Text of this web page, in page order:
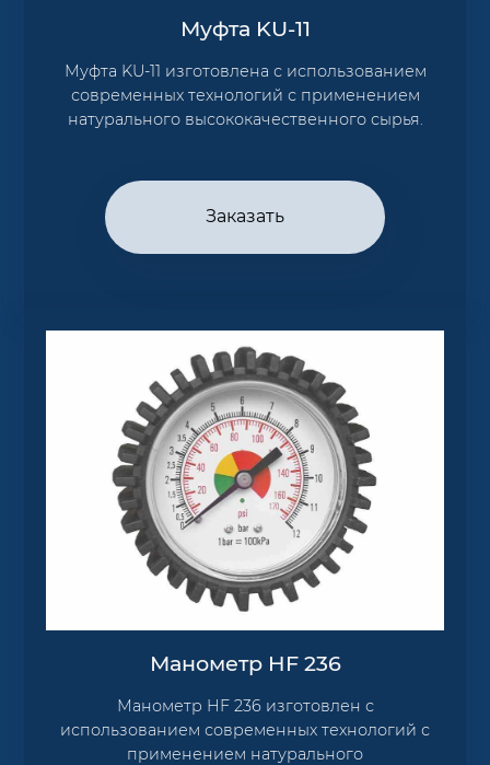
Муфта KU-11
Муфта KU-11 изготовлена с использованием
современных технологий с применением
натурального высококачественного сырья.
Заказать
Манометр HF 236
Манометр HF 236 изготовлен с
использованием современных технологий с
применением натурального